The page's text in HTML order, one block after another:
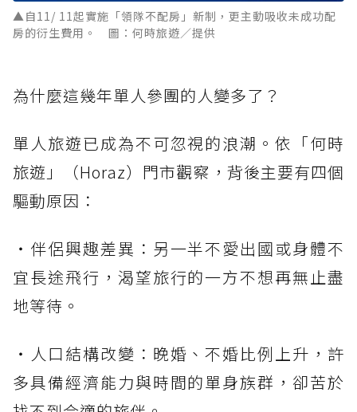
▲自11/ 11起實施「領隊不配房」新制，更主動吸收未成功配
房的衍生費用。 圖：何時旅遊／提供
為什麼這幾年單人參團的人變多了？
單人旅遊已成為不可忽視的浪潮。依「何時
旅遊」（Horaz）門市觀察，背後主要有四個
驅動原因：
・伴侶興趣差異：另一半不愛出國或身體不
宜長途飛行，渴望旅行的一方不想再無止盡
地等待。
・人口結構改變：晚婚、不婚比例上升，許
多具備經濟能力與時間的單身族群，卻苦於